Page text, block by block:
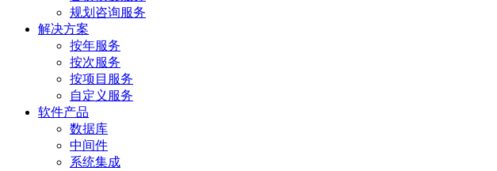
规划咨询服务
解决方案
按年服务
按次服务
按项目服务
自定义服务
软件产品
数据库
中间件
系统集成